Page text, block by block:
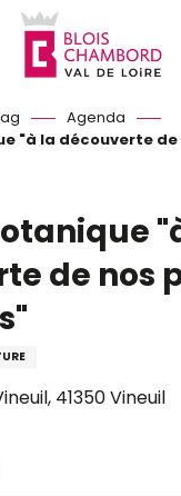
Agenda
"à la découverte
de nos
41350 Vineuil
aux favoris